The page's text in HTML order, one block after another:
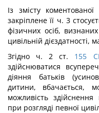
Із змісту
закріплене її ч. 3
фізичних осіб,
цивільній дієздатності,
Згідно ч. 2 ст. 155
здійснюватися
діяння батьків
дитини, вбачається,
можливість
при розгляді певної